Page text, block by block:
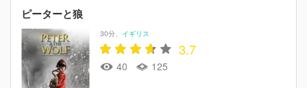
ピーターと狼
30分 イギリス
3.7
40 125